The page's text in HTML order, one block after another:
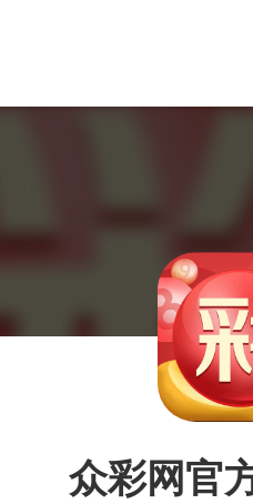
众彩网官